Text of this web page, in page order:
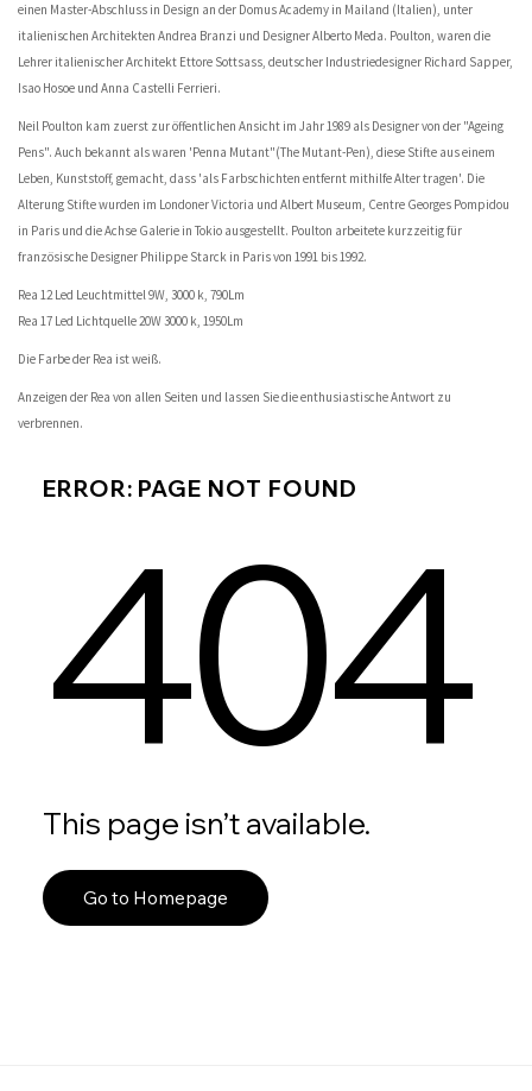
einen Master-Abschluss in Design an der Domus Academy in Mailand (Italien), unter
italienischen Architekten Andrea Branzi und Designer Alberto Meda. Poulton, waren die
Lehrer italienischer Architekt Ettore Sottsass, deutscher Industriedesigner Richard Sapper,
Isao Hosoe und Anna Castelli Ferrieri.
Neil Poulton kam zuerst zur öffentlichen Ansicht im Jahr 1989 als Designer von der "Ageing
Pens". Auch bekannt als waren 'Penna Mutant"(The Mutant-Pen), diese Stifte aus einem
Leben, Kunststoff, gemacht, dass 'als Farbschichten entfernt mithilfe Alter tragen'. Die
Alterung Stifte wurden im Londoner Victoria und Albert Museum, Centre Georges Pompidou
in Paris und die Achse Galerie in Tokio ausgestellt. Poulton arbeitete kurzzeitig für
französische Designer Philippe Starck in Paris von 1991 bis 1992.
Rea 12 Led Leuchtmittel 9W, 3000 k, 790Lm
Rea 17 Led Lichtquelle 20W 3000 k, 1950Lm
Die Farbe der Rea ist weiß.
Anzeigen der Rea von allen Seiten und lassen Sie die enthusiastische Antwort zu
verbrennen.